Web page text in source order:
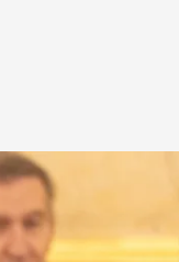
los mensajes